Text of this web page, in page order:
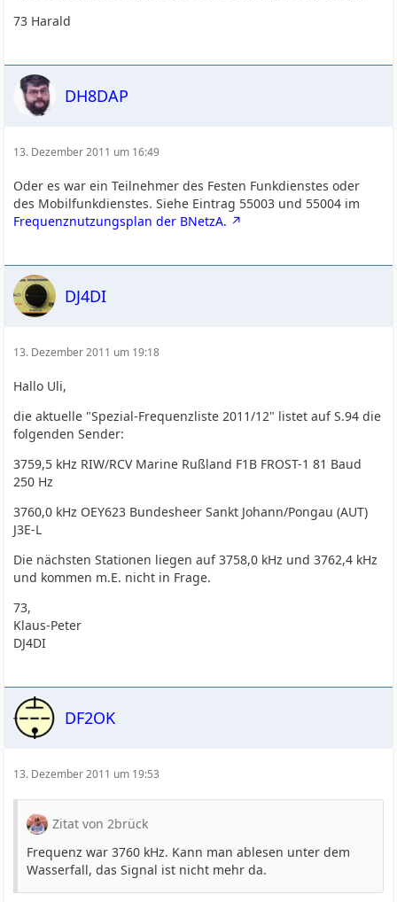
73 Harald
DH8DAP
13. Dezember 2011 um 16:49
Oder es war ein Teilnehmer des Festen Funkdienstes oder
des Mobilfunkdienstes. Siehe Eintrag 55003 und 55004 im
Frequenznutzungsplan der BNetzA.
DJ4DI
13. Dezember 2011 um 19:18
Hallo Uli,
die aktuelle "Spezial-Frequenzliste 2011/12" listet auf S.94 die
folgenden Sender:
3759,5 kHz RIW/RCV Marine Rußland F1B FROST-1 81 Baud
250 Hz
3760,0 kHz OEY623 Bundesheer Sankt Johann/Pongau (AUT)
J3E-L
Die nächsten Stationen liegen auf 3758,0 kHz und 3762,4 kHz
und kommen m.E. nicht in Frage.
73,
Klaus-Peter
DJ4DI
DF2OK
13. Dezember 2011 um 19:53
Zitat von 2brück
Frequenz war 3760 kHz. Kann man ablesen unter dem
Wasserfall, das Signal ist nicht mehr da.